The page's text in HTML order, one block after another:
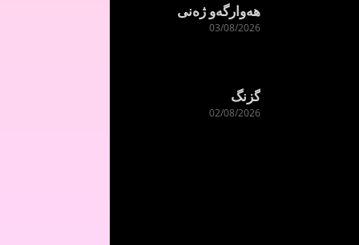
هەوارگەو ژەنی
03/08/2026
گزنگ
02/08/2026